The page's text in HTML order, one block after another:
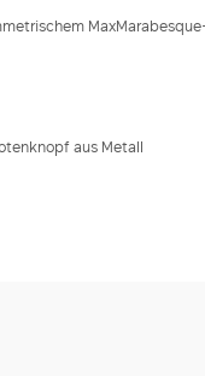
aus Metall